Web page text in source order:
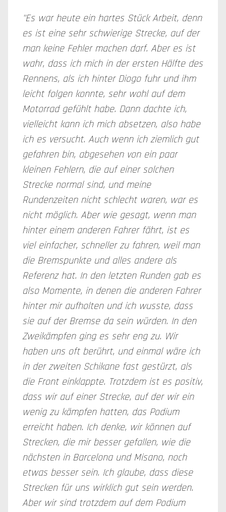
"Es war heute ein hartes Stück Arbeit, denn
es ist eine sehr schwierige Strecke, auf der
man keine Fehler machen darf. Aber es ist
wahr, dass ich mich in der ersten Hälfte des
Rennens, als ich hinter Diogo fuhr und ihm
leicht folgen konnte, sehr wohl auf dem
Motorrad gefühlt habe. Dann dachte ich,
vielleicht kann ich mich absetzen, also habe
ich es versucht. Auch wenn ich ziemlich gut
gefahren bin, abgesehen von ein paar
kleinen Fehlern, die auf einer solchen
Strecke normal sind, und meine
Rundenzeiten nicht schlecht waren, war es
nicht möglich. Aber wie gesagt, wenn man
hinter einem anderen Fahrer fährt, ist es
viel einfacher, schneller zu fahren, weil man
die Bremspunkte und alles andere als
Referenz hat. In den letzten Runden gab es
also Momente, in denen die anderen Fahrer
hinter mir aufholten und ich wusste, dass
sie auf der Bremse da sein würden. In den
Zweikämpfen ging es sehr eng zu. Wir
haben uns oft berührt, und einmal wäre ich
in der zweiten Schikane fast gestürzt, als
die Front einklappte. Trotzdem ist es positiv,
dass wir auf einer Strecke, auf der wir ein
wenig zu kämpfen hatten, das Podium
erreicht haben. Ich denke, wir können auf
Strecken, die mir besser gefallen, wie die
nächsten in Barcelona und Misano, noch
etwas besser sein. Ich glaube, dass diese
Strecken für uns wirklich gut sein werden.
Aber wir sind trotzdem auf dem Podium